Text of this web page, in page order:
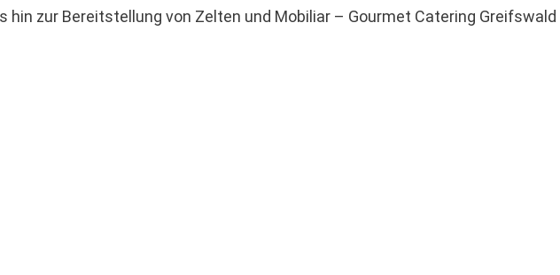
zur Bereitstellung von Zelten und Mobiliar – Gourmet Catering Greifswald